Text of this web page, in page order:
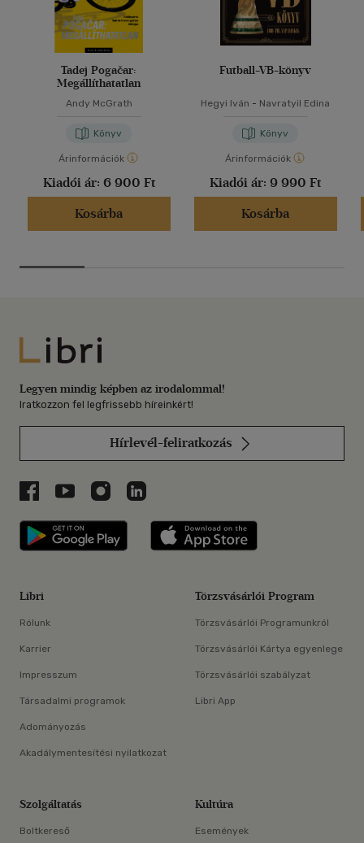
Tadej Pogačar:
Megállíthatatlan
Andy McGrath
Könyv
Árinformációk
Kiadói ár: 6 900 Ft
Kosárba
Futball-VB-könyv
Hegyi Iván - Navratyil Edina
Könyv
Árinformációk
Kiadói ár: 9 990 Ft
Kosárba
Libri
Legyen mindig képben az irodalommal!
Iratkozzon fel legfrissebb híreinkért!
Hírlevél-feliratkozás
Libri a Facebookon
Libri a Youtube-on
Libri az Instagramon
Libri a LinkedInen
Libri applikáció Szerezd meg: Google
Libri
Rólunk
Karrier
Impresszum
Társadalmi programok
Adományozás
Akadálymentesítési nyilatkozat
Törzsvásárlói Program
Törzsvásárlói Programunkról
Törzsvásárlói Kártya egyenlege
Törzsvásárlói szabályzat
Libri App
Szolgáltatás
Boltkereső
Kultúra
Események